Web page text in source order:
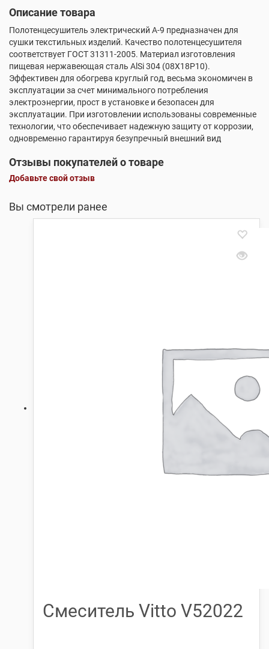
Описание товара
Полотенцесушитель электрический А-9 предназначен для
сушки текстильных изделий. Качество полотенцесушителя
соответствует ГОСТ 31311-2005. Материал изготовления
пищевая нержавеющая сталь AlSi 304 (08X18P10).
Эффективен для обогрева круглый год, весьма экономичен в
эксплуатации за счет минимального потребления
электроэнергии, прост в установке и безопасен для
эксплуатации. При изготовлении использованы современные
технологии, что обеспечивает надежную защиту от коррозии,
одновременно гарантируя безупречный внешний вид
Отзывы покупателей о товаре
Добавьте свой отзыв
Вы смотрели ранее
Смеситель Vitto V52022